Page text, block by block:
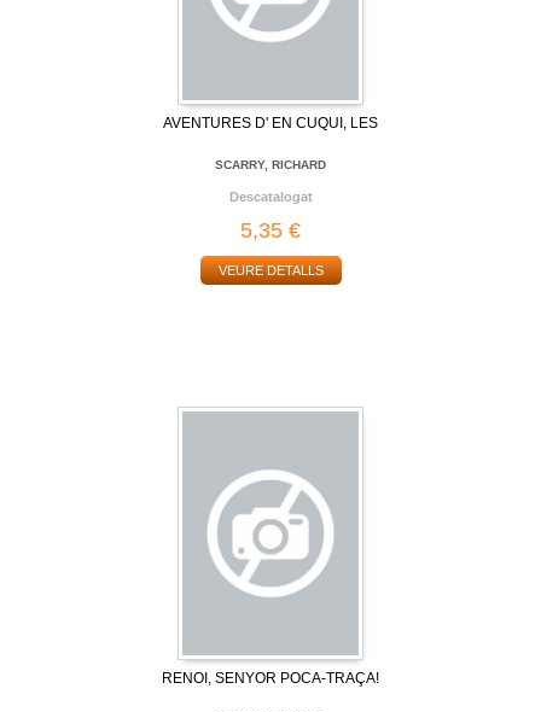
AVENTURES D' EN CUQUI, LES
SCARRY, RICHARD
Descatalogat
5,35 €
VEURE DETALLS
RENOI, SENYOR POCA-TRAÇA!